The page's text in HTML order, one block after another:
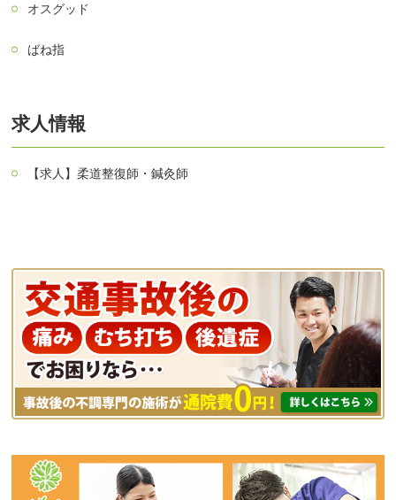
オスグッド
ばね指
求人情報
【求人】柔道整復師・鍼灸師